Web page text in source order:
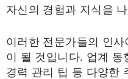
자신의 경험과 지식을
이러한 전문가들의 인
이 될 것입니다. 업계
경력 관리 팁 등 다양한